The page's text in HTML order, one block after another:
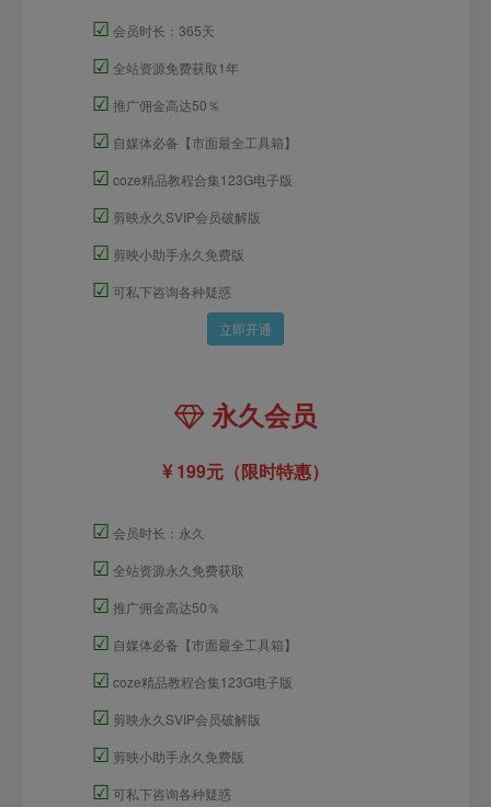
☑ 会员时长：365天
☑ 全站资源免费获取1年
☑ 推广佣金高达50％
☑ 自媒体必备【市面最全工具箱】
☑ coze精品教程合集123G电子版
☑ 剪映永久SVIP会员破解版
☑ 剪映小助手永久免费版
☑ 可私下咨询各种疑惑
立即开通
永久会员
199元（限时特惠）
☑ 会员时长：永久
☑ 全站资源永久免费获取
☑ 推广佣金高达50％
☑ 自媒体必备【市面最全工具箱】
☑ coze精品教程合集123G电子版
☑ 剪映永久SVIP会员破解版
☑ 剪映小助手永久免费版
☑ 可私下咨询各种疑惑